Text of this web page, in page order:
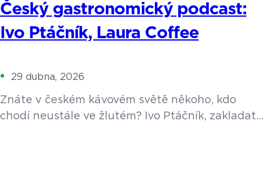
Český gastronomický podcast:
Ivo Ptáčník, Laura Coffee
29 dubna, 2026
Znáte v českém kávovém světě někoho, kdo
chodí neustále ve žlutém? Ivo Ptáčník, zakladatel